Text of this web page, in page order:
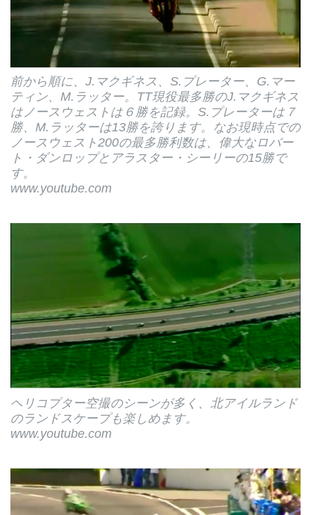
前から順に、J.マクギネス、S.プレーター、G.マー
ティン、M.ラッター。TT現役最多勝のJ.マクギネス
はノースウェストは６勝を記録。S.プレーターは７
勝、M.ラッターは13勝を誇ります。なお現時点での
ノースウェスト200の最多勝利数は、偉大なロバー
ト・ダンロップとアラスター・シーリーの15勝で
す。
www.youtube.com
ヘリコプター空撮のシーンが多く、北アイルランド
のランドスケープも楽しめます。
www.youtube.com